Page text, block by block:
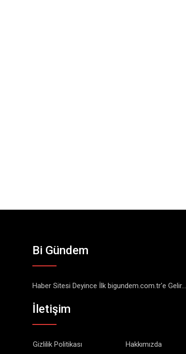
Bi Gündem
Haber Sitesi Deyince İlk bigundem.com.tr'e Gelir...
İletişim
Gizlilik Politikası
Hakkımızda